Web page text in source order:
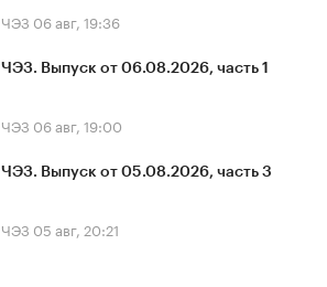
ЧЭЗ 06 авг, 19:36
ЧЭЗ. Выпуск от 06.08.2026, часть 1
ЧЭЗ 06 авг, 19:00
ЧЭЗ. Выпуск от 05.08.2026, часть 3
ЧЭЗ 05 авг, 20:21